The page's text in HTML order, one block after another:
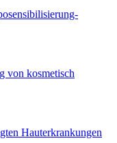
von kosmetisch
Hauterkrankungen